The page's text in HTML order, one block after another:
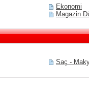
Ekonomi
Magazin
Saç -